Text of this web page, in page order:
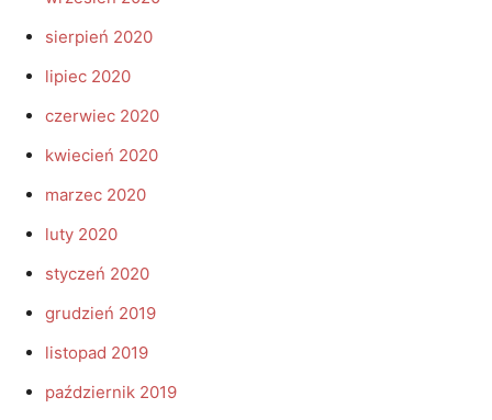
sierpień 2020
lipiec 2020
czerwiec 2020
kwiecień 2020
marzec 2020
luty 2020
styczeń 2020
grudzień 2019
listopad 2019
październik 2019